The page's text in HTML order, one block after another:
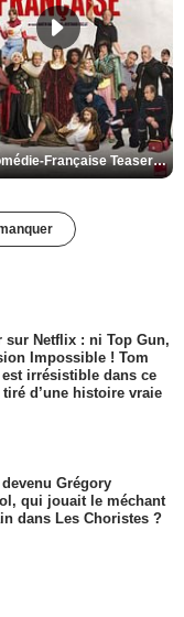
De la Comédie-Française Teaser VF
sur Netflix : ni Top Gun,
Impossible ! Tom
irrésistible dans ce
d’une histoire vraie
devenu Grégory
qui jouait le méchant
dans Les Choristes ?